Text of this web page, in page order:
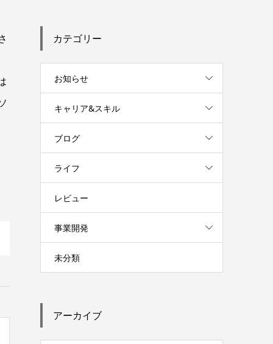
カテゴリー
お知らせ
キャリア&スキル
ブログ
ライフ
レビュー
事業開発
未分類
アーカイブ